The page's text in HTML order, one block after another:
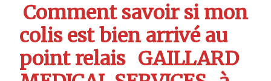
Comment savoir si mon
colis est bien arrivé au
point relais GAILLARD